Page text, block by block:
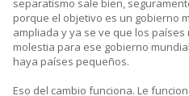
separatismo sale bien,
porque el objetivo es un gobierno
ampliada y ya se ve que los
molestia para ese gobierno
haya países pequeños.
Eso del cambio funciona. Le